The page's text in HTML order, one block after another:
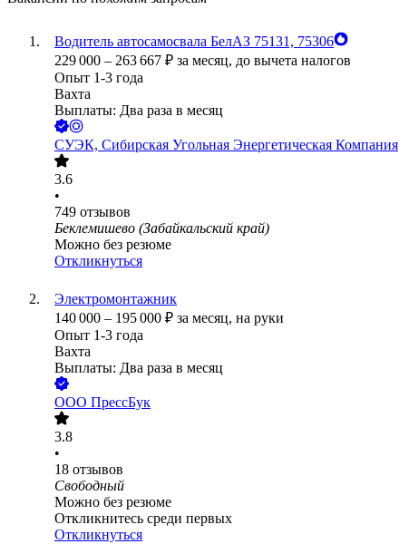
Водитель автосамосвала БелАЗ 75131, 75306
229 000 – 263 667 ₽ за месяц, до вычета налогов
Опыт 1-3 года
Вахта
Выплаты: Два раза в месяц
СУЭК, Сибирская Угольная Энергетическая Компания
3.6
•
749 отзывов
Беклемишево (Забайкальский край)
Можно без резюме
Откликнуться
Электромонтажник
140 000 – 195 000 ₽ за месяц, на руки
Опыт 1-3 года
Вахта
Выплаты: Два раза в месяц
ООО ПрессБук
3.8
•
18 отзывов
Свободный
Можно без резюме
Откликнитесь среди первых
Откликнуться